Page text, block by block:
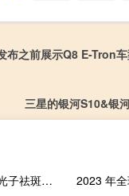
布之前展示Q8 E-Tron
三星的银河S10&银
光子祛斑有用吗（光子祛斑怎么样）